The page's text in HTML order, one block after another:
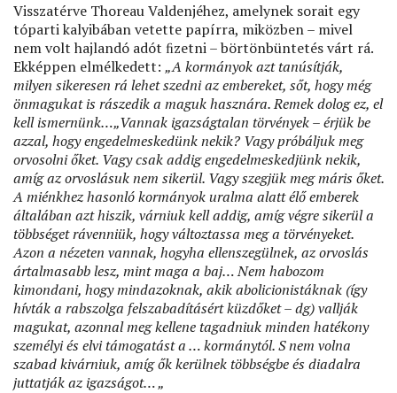
Visszatérve Thoreau Valdenjéhez, amelynek sorait egy
tóparti kalyibában vetette papírra, miközben – mivel
nem volt hajlandó adót ﬁzetni – börtönbüntetés várt rá.
Ekképpen elmélkedett: „A kormányok azt tanúsítják,
milyen sikeresen rá lehet szedni az embereket, sőt, hogy még
önmagukat is rászedik a maguk hasznára. Remek dolog ez, el
kell ismernünk…„Vannak igazságtalan törvények – érjük be
azzal, hogy engedelmeskedünk nekik? Vagy próbáljuk meg
orvosolni őket. Vagy csak addig engedelmeskedjünk nekik,
amíg az orvoslásuk nem sikerül. Vagy szegjük meg máris őket.
A miénkhez hasonló kormányok uralma alatt élő emberek
általában azt hiszik, várniuk kell addig, amíg végre sikerül a
többséget rávenniük, hogy változtassa meg a törvényeket.
Azon a nézeten vannak, hogyha ellenszegülnek, az orvoslás
ártalmasabb lesz, mint maga a baj… Nem habozom
kimondani, hogy mindazoknak, akik abolicionistáknak (így
hívták a rabszolga felszabadításért küzdőket – dg) vallják
magukat, azonnal meg kellene tagadniuk minden hatékony
személyi és elvi támogatást a … kormánytól. S nem volna
szabad kivárniuk, amíg ők kerülnek többségbe és diadalra
juttatják az igazságot… „